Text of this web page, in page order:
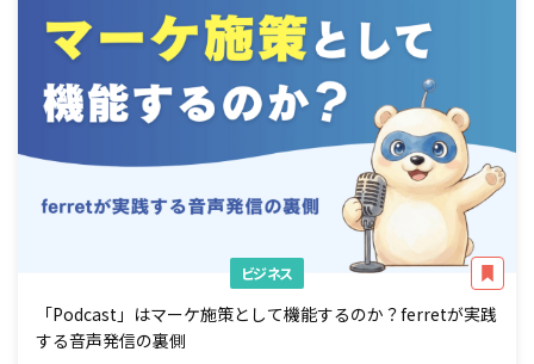
ビジネス
「Podcast」はマーケ施策として機能するのか？ferretが実践
する音声発信の裏側